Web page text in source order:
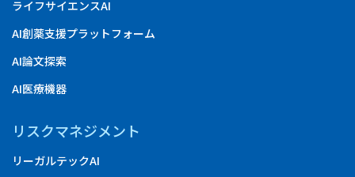
ライフサイエンスAI
AI創薬支援プラットフォーム
AI論文探索
AI医療機器
リスクマネジメント
リーガルテックAI